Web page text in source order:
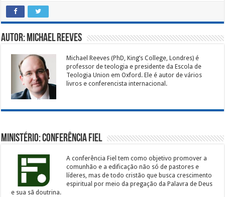
Autor: Michael Reeves
Michael Reeves (PhD, King’s College, Londres) é
professor de teologia e presidente da Escola de
Teologia Union em Oxford. Ele é autor de vários
livros e conferencista internacional.
Ministério: Conferência Fiel
A conferência Fiel tem como objetivo promover a
comunhão e a edificação não só de pastores e
líderes, mas de todo cristão que busca crescimento
espiritual por meio da pregação da Palavra de Deus
e sua sã doutrina.